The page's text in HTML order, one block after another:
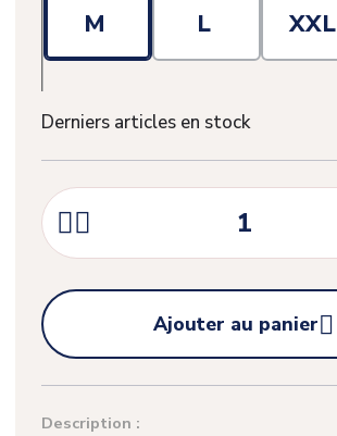
M L XXL
Derniers articles en stock


Ajouter au panier
Description :